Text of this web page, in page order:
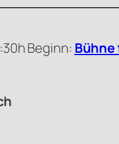
Beginn: Bühne